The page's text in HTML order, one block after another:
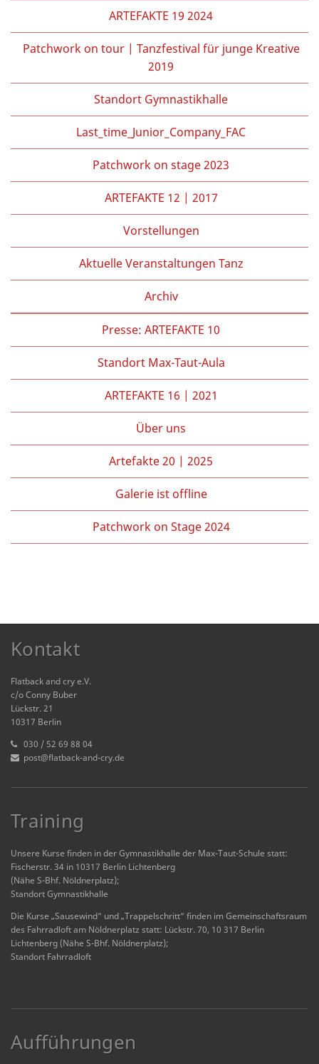
ARTEFAKTE 19 2024
Patchwork on tour | Tanzfestival für junge Kreative
2019
Standort Gymnastikhalle
Last_time_Junior_Company_FAC
Patchwork on stage 2023
ARTEFAKTE 12 | 2017
Vorstellungen
Aktuelle Veranstaltungen Tanz
Archiv
Presse: ARTEFAKTE 10
Standort Max-Taut-Aula
ARTEFAKTE 16 | 2021
Über uns
Artefakte 20 | 2025
Galerie ist offline
Patchwork on Stage 2024
Kontakt
Flatback and cry e.V.
c/o Conny Buber
Lückstr. 21
10317 Berlin
030 / 52 69 88 04
post@flatback-and-cry.de
Training
Unsere Kurse finden in der Gymnastikhalle der Max-Taut-Schule statt:
Fischerstr. 34 in 10317 Berlin Lichtenberg
(Nähe S-Bhf. Nöldnerplatz);
Standort Gymnastikhalle
Die Kurse „Sausewind“ und „Trappelschritt“ finden im Gemeinschaftsraum
des Fahrradloft am Nöldnerplatz statt: Lückstr. 70, 10 317 Berlin
Lichtenberg (Nähe S-Bhf. Nöldnerplatz);
Standort Fahrradloft
Aufführungen